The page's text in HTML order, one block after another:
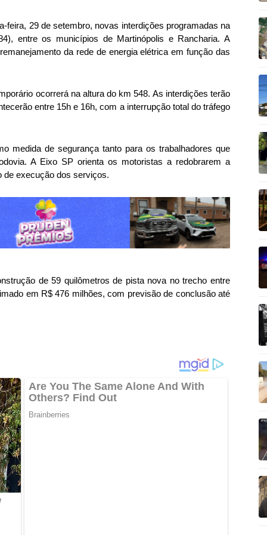
feira, 29 de setembro, novas interdições programadas na
entre os municípios de Martinópolis e Rancharia. A
da rede de energia elétrica em função das
ocorrerá na altura do km 548. As interdições terão
entre 15h e 16h, com a interrupção total do tráfego
medida de segurança tanto para os trabalhadores que
A Eixo SP orienta os motoristas a redobrarem a
de execução dos serviços.
de 59 quilômetros de pista nova no trecho entre
em R$ 476 milhões, com previsão de conclusão até